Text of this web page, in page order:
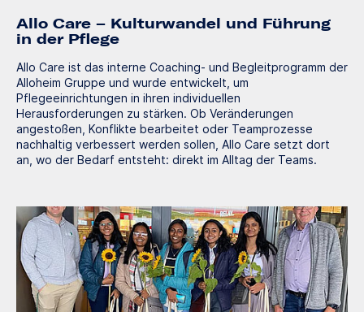
Allo Care – Kulturwandel und Führung
in der Pflege
Allo Care ist das interne Coaching- und Begleitprogramm der
Alloheim Gruppe und wurde entwickelt, um
Pflegeeinrichtungen in ihren individuellen
Herausforderungen zu stärken. Ob Veränderungen
angestoßen, Konflikte bearbeitet oder Teamprozesse
nachhaltig verbessert werden sollen, Allo Care setzt dort
an, wo der Bedarf entsteht: direkt im Alltag der Teams.